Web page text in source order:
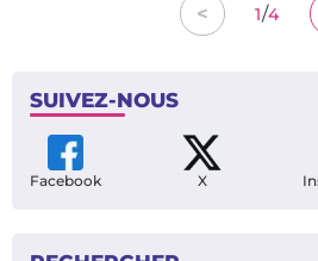
< 1/4
SUIVEZ-NOUS
Facebook X